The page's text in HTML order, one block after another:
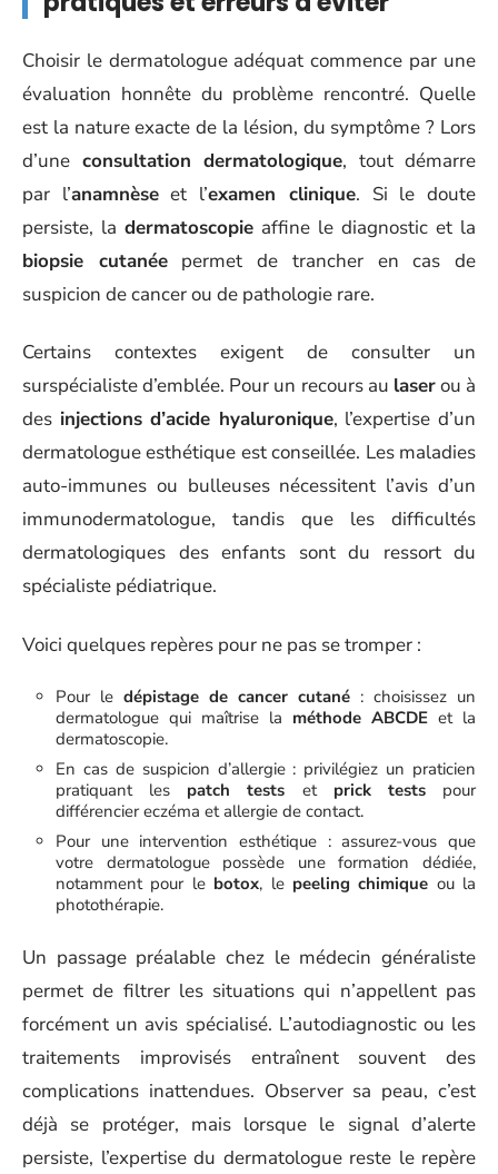
Choisir le dermatologue adéquat commence par une
évaluation honnête du problème rencontré. Quelle
est la nature exacte de la lésion, du symptôme ? Lors
d’une consultation dermatologique, tout démarre
par l’anamnèseet l’examen clinique. Si le doute
persiste, la dermatoscopie affine le diagnostic et la
biopsie cutanéepermet de trancher en cas de
suspicion de cancer ou de pathologie rare.
Certains contextes exigent de consulter un
surspécialiste d’emblée. Pour un recours au laserou à
des injections d’acide hyaluronique, l’expertise d’un
dermatologue esthétique est conseillée. Les maladies
auto-immunes ou bulleuses nécessitent l’avis d’un
immunodermatologue, tandis que les difficultés
dermatologiques des enfants sont du ressort du
spécialiste pédiatrique.
Voici quelques repères pour ne pas se tromper :
Pour le dépistage de cancer cutané : choisissez un
dermatologue qui maîtrise la méthode ABCDE et la
dermatoscopie.
En cas de suspicion d’allergie : privilégiez un praticien
pratiquant les patch tests et prick testspour
différencier eczéma et allergie de contact.
Pour une intervention esthétique : assurez-vous que
votre dermatologue possède une formation dédiée,
notamment pour le botox, le peeling chimique ou la
photothérapie.
Un passage préalable chez le médecin généraliste
permet de filtrer les situations qui n’appellent pas
forcément un avis spécialisé. L’autodiagnostic ou les
traitements improvisés entraînent souvent des
complications inattendues. Observer sa peau, c’est
déjà se protéger, mais lorsque le signal d’alerte
persiste, l’expertise du dermatologue reste le repère